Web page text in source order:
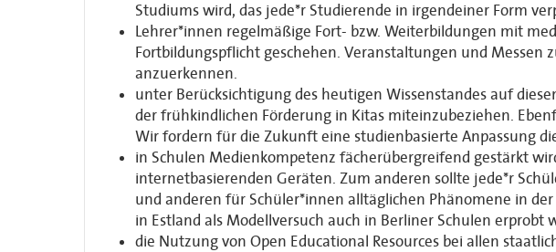
Studiums wird, das jede*r Studierende in irgendeiner Form
Lehrer*innen regelmäßige Fort- bzw. Weiterbildungen mit
Fortbildungspflicht geschehen. Veranstaltungen und Messen
anzuerkennen.
unter Berücksichtigung des heutigen Wissenstandes auf
der frühkindlichen Förderung in Kitas miteinzubeziehen.
Wir fordern für die Zukunft eine studienbasierte Anpassung
in Schulen Medienkompetenz fächerübergreifend gestärkt
internetbasierenden Geräten. Zum anderen sollte jede*r
und anderen für Schüler*innen alltäglichen Phänomene in
in Estland als Modellversuch auch in Berliner Schulen erprobt
die Nutzung von Open Educational Resources bei allen